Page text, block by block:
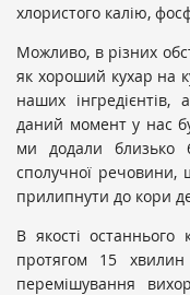
хлористого калію,
Можливо, в різних
як хороший кухар на
наших
даний момент у нас
ми додали близько
сполучної речовини,
прилипнути до кори
В якості
протягом 15
перемішування